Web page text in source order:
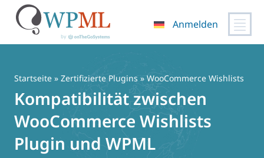
springen
Anmelden
Startseite » Zertifizierte Plugins » WooCommerce Wishlists
Kompatibilität zwischen
WooCommerce Wishlists
Plugin und WPML